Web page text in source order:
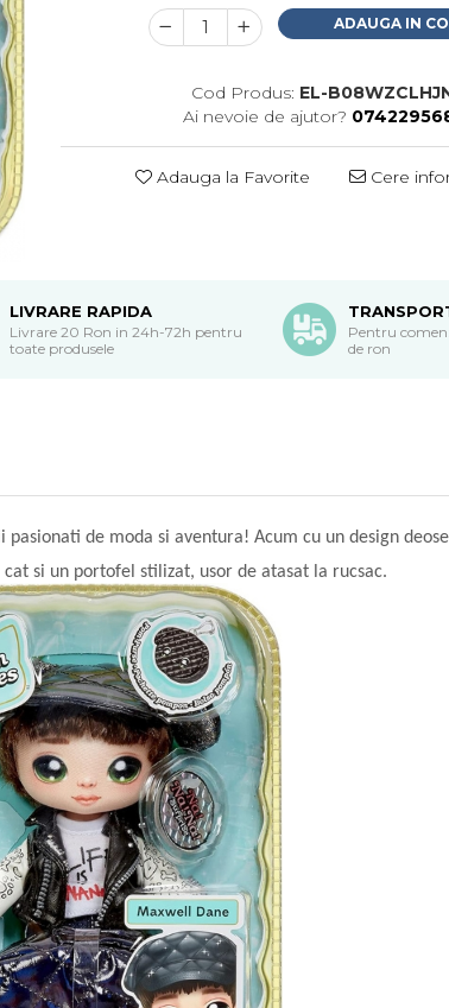
ADAUGA IN
Cod Produs: EL-
Ai nevoie de ajutor?
Adauga la Favorite Cere
LIVRARE RAPIDA
Livrare 20 Ron in 24h-72h pentru
toate produsele
Pentru
de ron
de moda si aventura! Acum cu un design
si un portofel stilizat, usor de atasat la rucsac.